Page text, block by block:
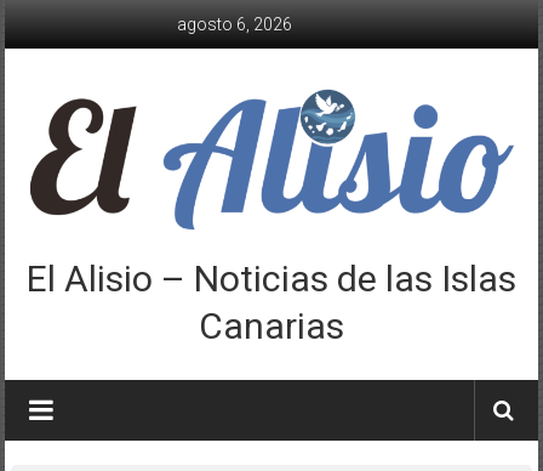
agosto 6, 2026
El Alisio – Noticias de las Islas
Canarias